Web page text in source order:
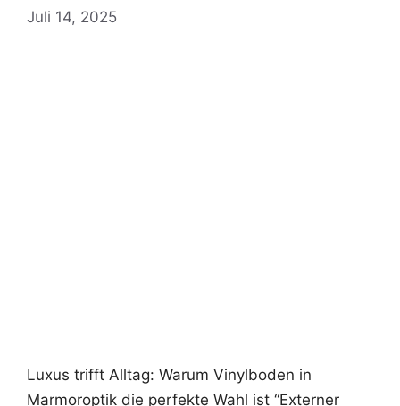
Juli 14, 2025
Luxus trifft Alltag: Warum Vinylboden in
Marmoroptik die perfekte Wahl ist “Externer